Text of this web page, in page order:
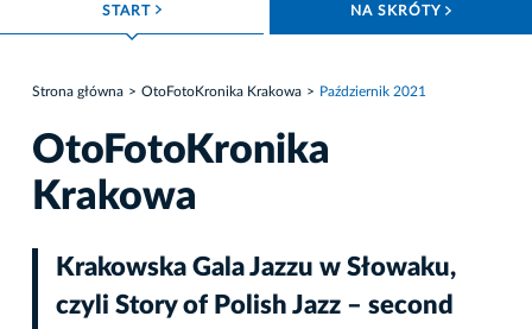
START ROZWIŃ MENU NA SKRÓTY
Strona główna OtoFotoKronika Krakowa Październik 2021
OtoFotoKronika
Krakowa
Krakowska Gala Jazzu w Słowaku,
czyli Story of Polish Jazz – second